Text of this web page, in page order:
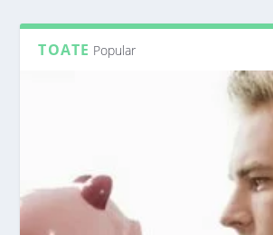
TOATE Popular